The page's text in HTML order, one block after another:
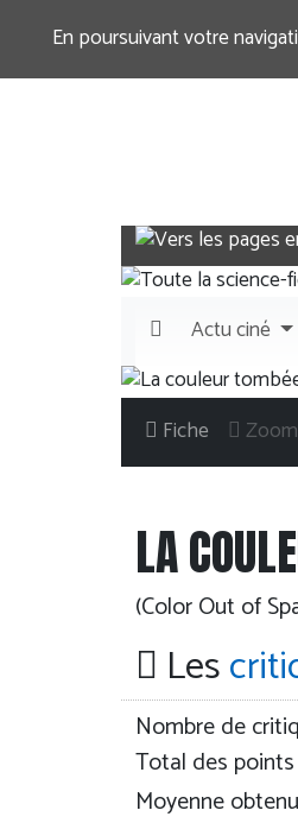
En poursuivant votre
Actuciné
Fiche Zoom
LA
(Color Out of
Les
Nombre de
Total des
Moyenne